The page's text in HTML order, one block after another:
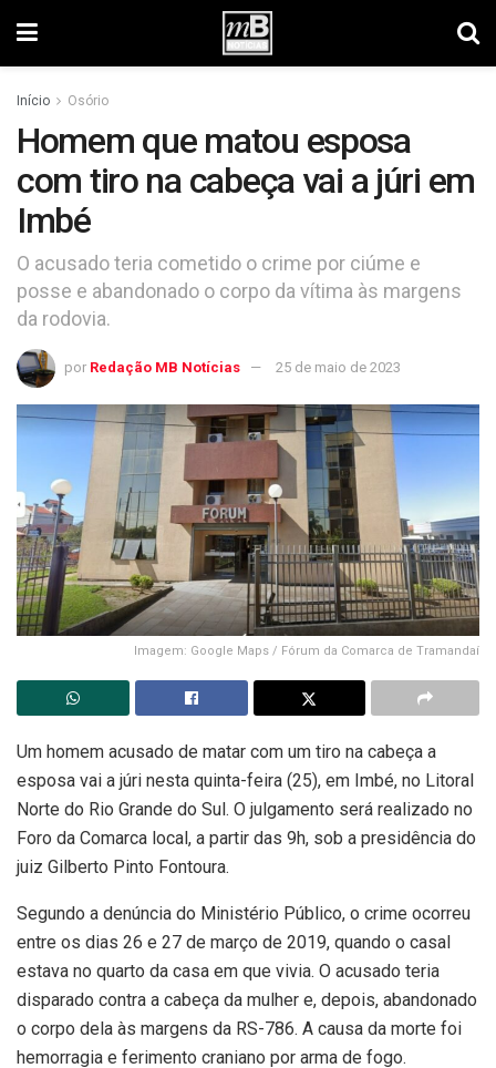
Início Osório
Homem que matou esposa
com tiro na cabeça vai a júri em
Imbé
O acusado teria cometido o crime por ciúme e
posse e abandonado o corpo da vítima às margens
da rodovia.
por Redação MB Notícias 25 de maio de 2023
Imagem: Google Maps / Fórum da Comarca de Tramandaí
Um homem acusado de matar com um tiro na cabeça a
esposa vai a júri nesta quinta-feira (25), em Imbé, no Litoral
Norte do Rio Grande do Sul. O julgamento será realizado no
Foro da Comarca local, a partir das 9h, sob a presidência do
juiz Gilberto Pinto Fontoura.
Segundo a denúncia do Ministério Público, o crime ocorreu
entre os dias 26 e 27 de março de 2019, quando o casal
estava no quarto da casa em que vivia. O acusado teria
disparado contra a cabeça da mulher e, depois, abandonado
o corpo dela às margens da RS-786. A causa da morte foi
hemorragia e ferimento craniano por arma de fogo.